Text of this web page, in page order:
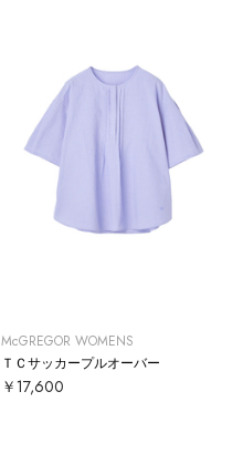
McGREGOR WOMENS
ＴＣサッカープルオーバー
￥17,600